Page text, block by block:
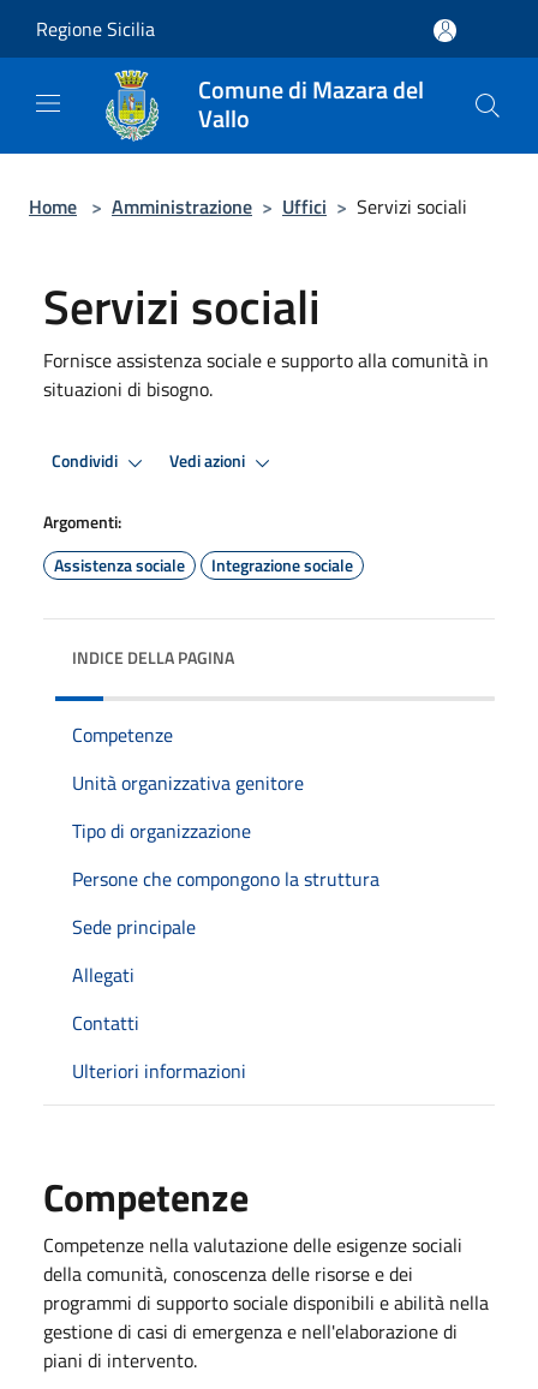
Regione Sicilia
Comune di Mazara del
Vallo
Home > Amministrazione > Uffici > Servizi sociali
Servizi sociali
Fornisce assistenza sociale e supporto alla comunità in
situazioni di bisogno.
Condividi Vedi azioni
Argomenti:
Assistenza sociale
Integrazione sociale
INDICE DELLA PAGINA
Competenze
Unità organizzativa genitore
Tipo di organizzazione
Persone che compongono la struttura
Sede principale
Allegati
Contatti
Ulteriori informazioni
Competenze
Competenze nella valutazione delle esigenze sociali
della comunità, conoscenza delle risorse e dei
programmi di supporto sociale disponibili e abilità nella
gestione di casi di emergenza e nell'elaborazione di
piani di intervento.